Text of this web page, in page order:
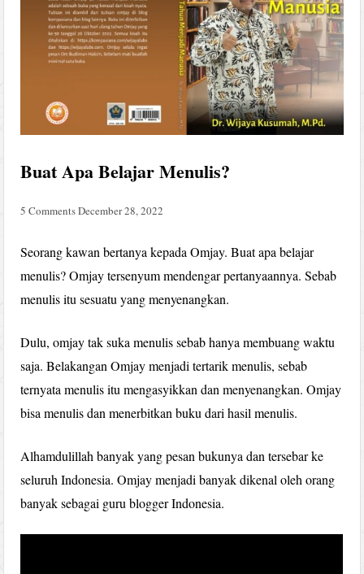
Buat Apa Belajar Menulis?
5 CommentsDecember 28, 2022
Seorang kawan bertanya kepada Omjay. Buat apa belajar
menulis? Omjay tersenyum mendengar pertanyaannya. Sebab
menulis itu sesuatu yang menyenangkan.
Dulu, omjay tak suka menulis sebab hanya membuang waktu
saja. Belakangan Omjay menjadi tertarik menulis, sebab
ternyata menulis itu mengasyikkan dan menyenangkan. Omjay
bisa menulis dan menerbitkan buku dari hasil menulis.
Alhamdulillah banyak yang pesan bukunya dan tersebar ke
seluruh Indonesia. Omjay menjadi banyak dikenal oleh orang
banyak sebagai guru blogger Indonesia.